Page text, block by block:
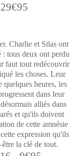
Charlie et Silas ont
: tous deux ont perdu
faut tout redécouvrir
les choses. Leur
quelques heures, les
dans leur
alliés dans
et qu'ils doivent
de cette amnésie
expression qu'ils
la clé de tout.